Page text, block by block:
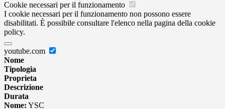
Cookie necessari per il funzionamento
I cookie necessari per il funzionamento non possono essere
disabilitati. È possibile consultare l'elenco nella pagina della cookie
policy.
youtube.com
Nome
Tipologia
Proprieta
Descrizione
Durata
Nome: YSC